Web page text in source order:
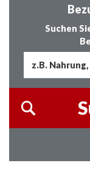
Suchen